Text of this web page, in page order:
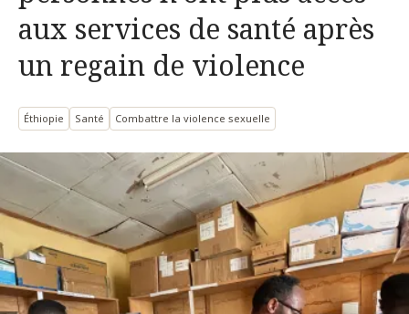
aux services de santé après
un regain de violence
Éthiopie Santé Combattre la violence sexuelle